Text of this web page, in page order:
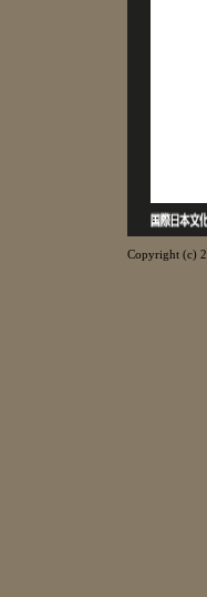
Copyright (c)